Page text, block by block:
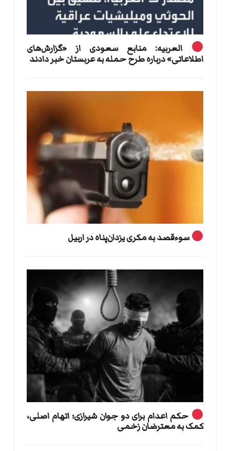
العربیه: منابع سعودی از «گزارش‌های
اطلاعاتی» درباره طرح حمله به عربستان خبر دادند
سوءقصد به مکری یزدان‌پناه در اربیل
حکم اعدام برای دو جوان شیرازی؛ اتهام اصلی،
کمک به معترضان زخمی